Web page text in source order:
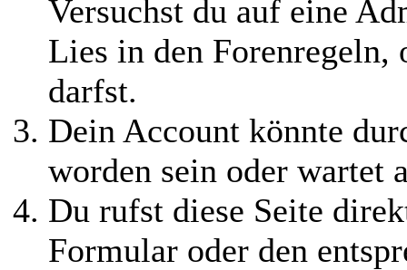
Versuchst du auf eine
Lies in den Forenregeln,
darfst.
Dein Account könnte
worden sein oder wartet
Du rufst diese Seite
Formular oder den